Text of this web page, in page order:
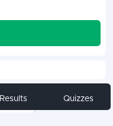
Results Quizzes